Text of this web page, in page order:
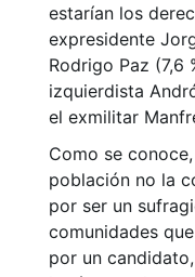
estarían los
expresidente
Rodrigo Paz (7,6
izquierdista
el exmilitar
Como se
población no la
por ser un
comunidades
por un